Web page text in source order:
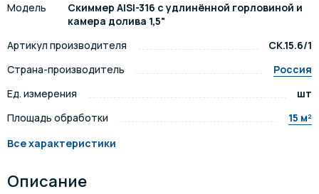
Модель
Скиммер AISI-316 с удлинённой горловиной и
камера долива 1,5"
Артикул производителя
СК.15.6/1
Страна-производитель
Россия
Ед. измерения
шт
Площадь обработки
15 м²
Все характеристики
Описание